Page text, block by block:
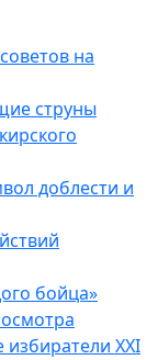
на
струны
доблести и
бойца»
XXI